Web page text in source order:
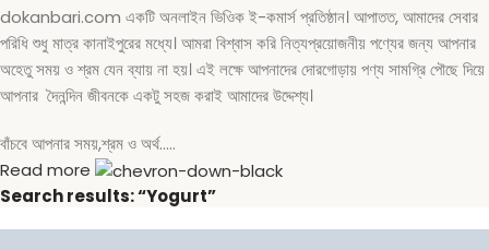
dokanbari.com একটি অনলাইন ভিওিক ই-কমার্স প্রতিষ্ঠান। আপাতত, আমাদের সেবার
পরিধি শুধু মাত্র কানাইপুরের মধ্যে। আমরা বিশ্বাস করি নিত্যপ্রয়োজনীয় পণ্যের জন্য আপনার
অহেতু সময় ও শ্রম যেন ব্যায় না হয়। এই লক্ষে আপনাদের দোরগোড়ায় পণ্য সামগ্রি পৌছে দিয়ে
আপনার দৈনন্দিন জীবনকে একটু সহজ করাই আমাদের উদ্দেশ্য।
বাঁচবে আপনার সময়,শ্রম ও অর্থ…..
Read more
Search results: “Yogurt”